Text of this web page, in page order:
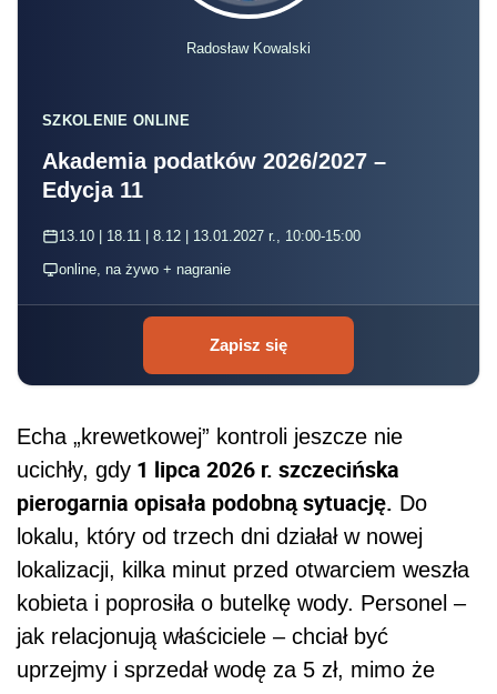
Radosław Kowalski
SZKOLENIE ONLINE
Akademia podatków 2026/2027 –
Edycja 11
13.10 | 18.11 | 8.12 | 13.01.2027 r., 10:00-15:00
online, na żywo + nagranie
Zapisz się
Echa „krewetkowej” kontroli jeszcze nie
ucichły, gdy 1 lipca 2026 r. szczecińska
pierogarnia opisała podobną sytuację. Do
lokalu, który od trzech dni działał w nowej
lokalizacji, kilka minut przed otwarciem weszła
kobieta i poprosiła o butelkę wody. Personel –
jak relacjonują właściciele – chciał być
uprzejmy i sprzedał wodę za 5 zł, mimo że